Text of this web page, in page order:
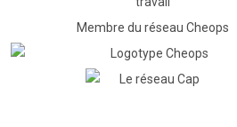
Membre du réseau Cheops